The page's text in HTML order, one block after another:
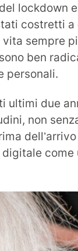
lockdown
costretti
vita sempre
ben
personali.
ultimi due
non